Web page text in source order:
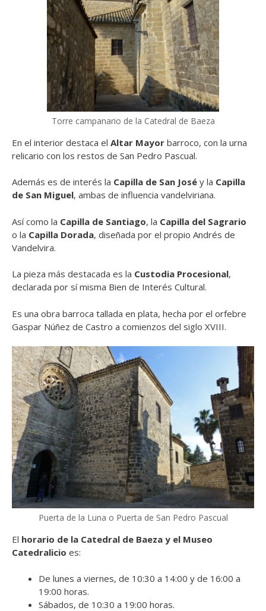
Torre campanario de la Catedral de Baeza
En el interior destaca el Altar Mayor barroco, con la urna
relicario con los restos de San Pedro Pascual.
Además es de interés la Capilla de San José y la Capilla
de San Miguel, ambas de influencia vandelviriana.
Así como la Capilla de Santiago, la Capilla del Sagrario
o la Capilla Dorada, diseñada por el propio Andrés de
Vandelvira.
La pieza más destacada es la Custodia Procesional,
declarada por sí misma Bien de Interés Cultural.
Es una obra barroca tallada en plata, hecha por el orfebre
Gaspar Núñez de Castro a comienzos del siglo XVIII.
Puerta de la Luna o Puerta de San Pedro Pascual
El horario de la Catedral de Baeza y el Museo
Catedralicio es:
De lunes a viernes, de 10:30 a 14:00 y de 16:00 a
19:00 horas.
Sábados, de 10:30 a 19:00 horas.